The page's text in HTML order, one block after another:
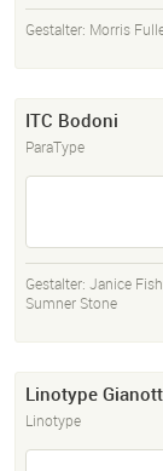
Gestalter: Morris
ITC Bodoni
ParaType
Gestalter: Janice
Sumner Stone
Linotype
Linotype